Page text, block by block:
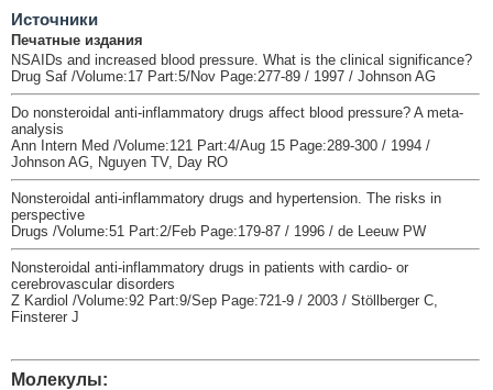
Источники
Печатные издания
NSAIDs and increased blood pressure. What is the clinical significance?
Drug Saf /Volume:17 Part:5/Nov Page:277-89 / 1997 / Johnson AG
Do nonsteroidal anti-inflammatory drugs affect blood pressure? A meta-
analysis
Ann Intern Med /Volume:121 Part:4/Aug 15 Page:289-300 / 1994 /
Johnson AG, Nguyen TV, Day RO
Nonsteroidal anti-inflammatory drugs and hypertension. The risks in
perspective
Drugs /Volume:51 Part:2/Feb Page:179-87 / 1996 / de Leeuw PW
Nonsteroidal anti-inflammatory drugs in patients with cardio- or
cerebrovascular disorders
Z Kardiol /Volume:92 Part:9/Sep Page:721-9 / 2003 / Stöllberger C,
Finsterer J
Молекулы: